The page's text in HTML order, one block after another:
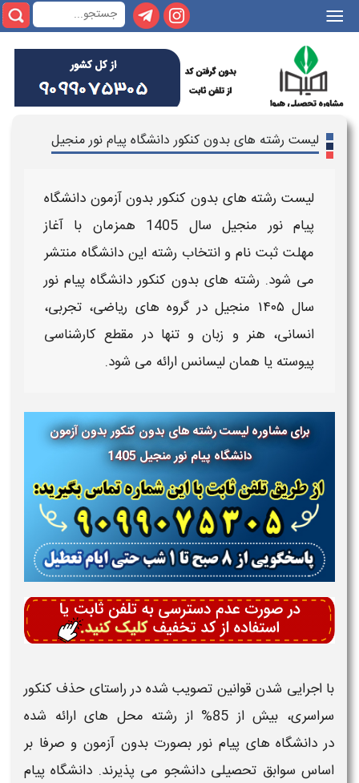
|||
لیست رشته های بدون کنکور دانشگاه پیام نور منجیل
لیست رشته های بدون کنکور بدون آزمون دانشگاه
پیام نور منجیل سال 1405 همزمان با آغاز
مهلت ثبت نام و انتخاب رشته ایندانشگاه منتشر
می شود. رشته های بدون کنکور دانشگاه پیام نور
سال ۱۴۰۵ منجیل
در گروه های ریاضی، تجربی،
انسانی، هنر و زبان و تنها در مقطع کارشناسی
پیوسته یا همانلیسانسارائه می شود.
برای مشاوره لیست رشته های بدون کنکور بدون آزمون
دانشگاه پیام نورمنجیل 1405
با اجرایی شدن قوانین تصویب شده در راستای حذف کنکور
سراسری، بیش از 85% از رشته محل های ارائه شده
در دانشگاه های پیام نور بصورت بدون آزمون و صرفا بر
اساس سوابق تحصیلی دانشجو می پذیرند. دانشگاه پیام